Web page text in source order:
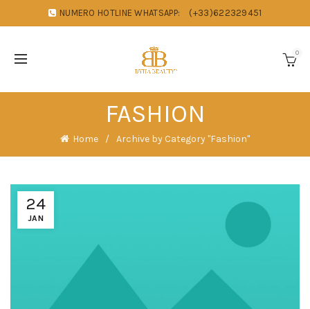
NUMERO HOTLINE WHATSAPP: (+33)622329451
0
FASHION
Home Archive by Category "Fashion"
24
JAN